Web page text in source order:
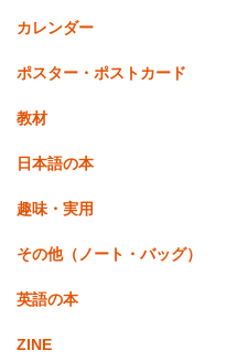
カレンダー
ポスター・ポストカード
教材
日本語の本
趣味・実用
その他（ノート・バッグ）
英語の本
ZINE